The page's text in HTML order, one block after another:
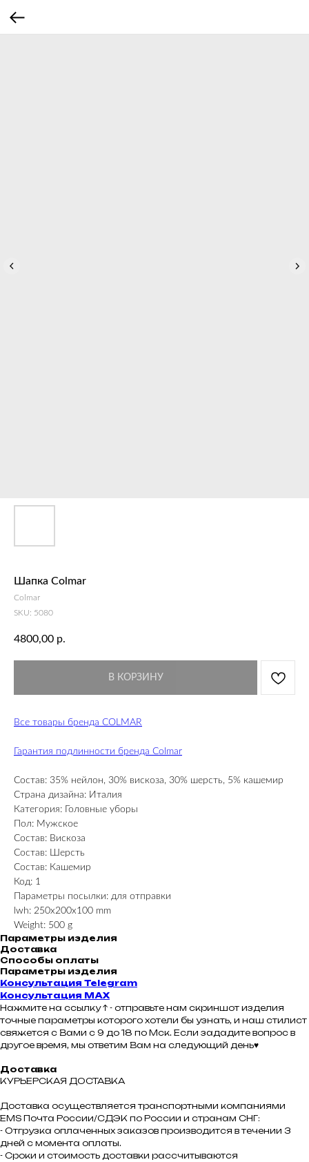
Шапка Colmar
Colmar
SKU: 5080
4800,00 р.
В КОРЗИНУ
Все товары бренда COLMAR
Гарантия подлинности бренда Colmar
Состав: 35% нейлон, 30% вискоза, 30% шерсть, 5% кашемир
Страна дизайна: Италия
Категория: Головные уборы
Пол: Мужское
Состав: Вискоза
Состав: Шерсть
Состав: Кашемир
Код: 1
Параметры посылки: для отправки
lwh: 250x200x100 mm
Weight: 500 g
Параметры изделия
Доставка
Способы оплаты
Параметры изделия
Консультация Telegram
Консультация MAX
Нажмите на ссылку ↑ - отправьте нам скриншот изделия
точные параметры которого хотели бы узнать, и наш стилист
свяжется с Вами с 9 до 18 по Мск. Если зададите вопрос в
другое время, мы ответим Вам на следующий день♥
Доставка
КУРЬЕРСКАЯ ДОСТАВКА
Доставка осуществляется транспортными компаниями
ЕMS Почта России/СДЭК по России и странам СНГ:
- Отгрузка оплаченных заказов производится в течении 3
дней с момента оплаты.
- Сроки и стоимость доставки рассчитываются